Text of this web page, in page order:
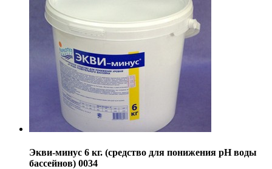
Экви-минус 6 кг. (средство для понижения pH воды
бассейнов) 0034